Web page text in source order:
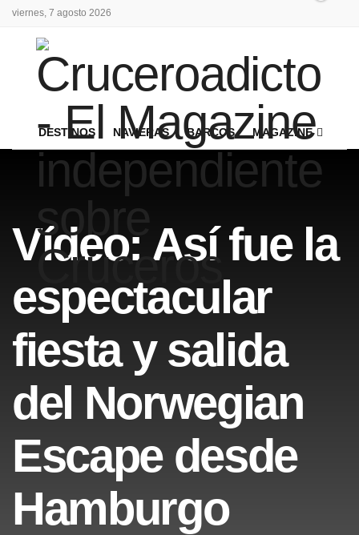
viernes, 7 agosto 2026
DESTINOS NAVIERAS BARCOS MAGAZINE
Vídeo: Así fue la
espectacular
fiesta y salida
del Norwegian
Escape desde
Hamburgo